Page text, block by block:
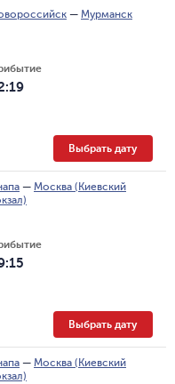
— Мурманск
Выбрать дату
— Москва (Киевский
Выбрать дату
— Москва (Киевский